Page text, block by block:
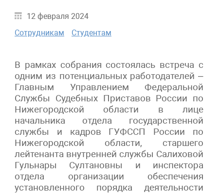
12 февраля 2024
Сотрудникам
Студентам
В рамках собрания состоялась встреча с
одним из потенциальных работодателей –
Главным Управлением Федеральной
Службы Судебных Приставов России по
Нижегородской области в лице
начальника отдела государственной
службы и кадров ГУФССП России по
Нижегородской области, старшего
лейтенанта внутренней службы Салиховой
Гульнары Султановны и инспектора
отдела организации обеспечения
установленного порядка деятельности